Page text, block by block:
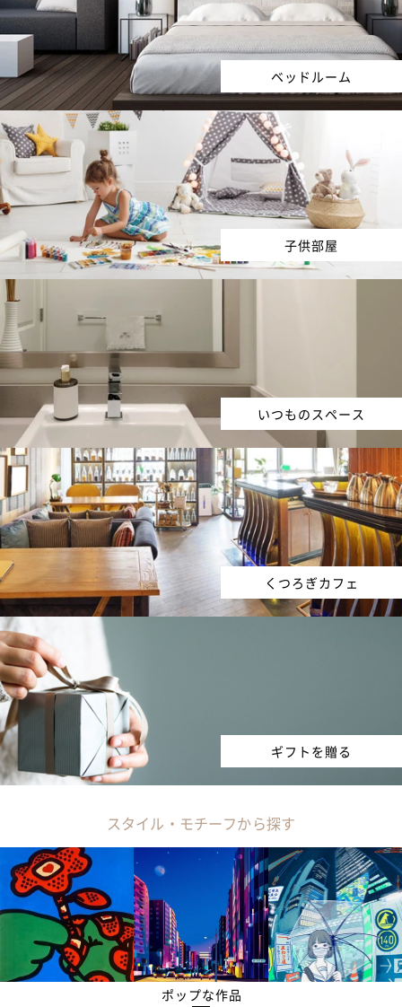
ベッドルーム
子供部屋
いつものスペース
くつろぎカフェ
ギフトを贈る
スタイル・モチーフから探す
ポップな作品